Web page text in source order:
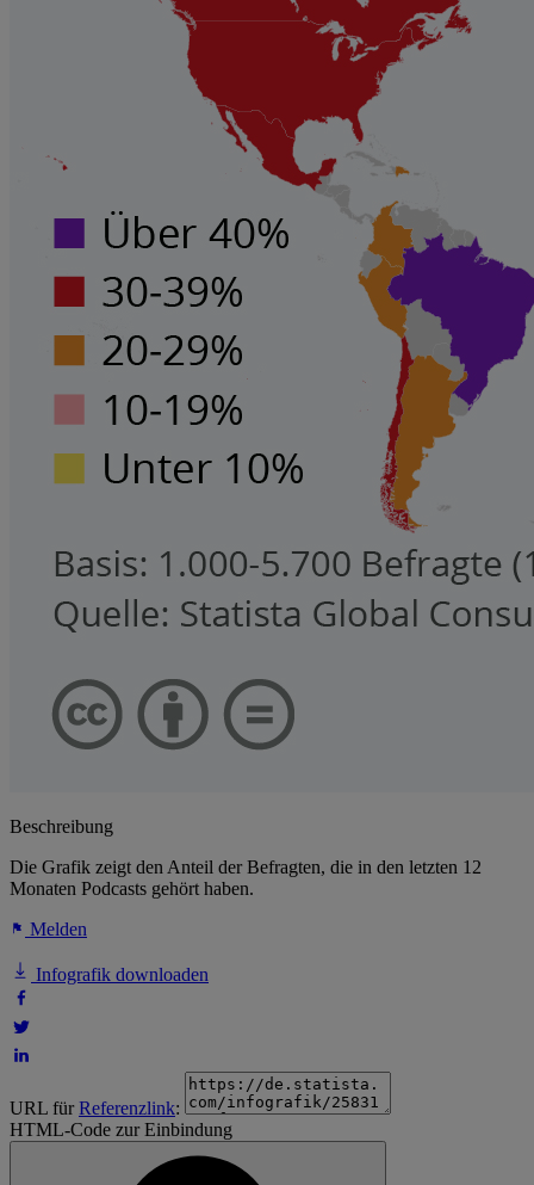
Beschreibung
Die Grafik zeigt den Anteil der Befragten, die in den letzten 12
Monaten Podcasts gehört haben.
Melden
Infografik downloaden
URL fürReferenzlink:
HTML-Code zur Einbindung